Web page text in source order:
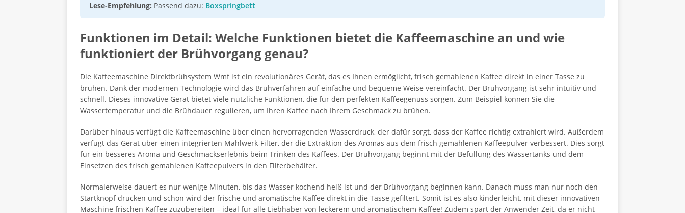
Lese-Empfehlung: Passend dazu: Boxspringbett
Funktionen im Detail: Welche Funktionen bietet die Kaffeemaschine an und wie
funktioniert der Brühvorgang genau?
Die Kaffeemaschine Direktbrühsystem Wmf ist ein revolutionäres Gerät, das es Ihnen ermöglicht, frisch gemahlenen Kaffee direkt in einer Tasse zu
brühen. Dank der modernen Technologie wird das Brühverfahren auf einfache und bequeme Weise vereinfacht. Der Brühvorgang ist sehr intuitiv und
schnell. Dieses innovative Gerät bietet viele nützliche Funktionen, die für den perfekten Kaffeegenuss sorgen. Zum Beispiel können Sie die
Wassertemperatur und die Brühdauer regulieren, um Ihren Kaffee nach Ihrem Geschmack zu brühen.
Darüber hinaus verfügt die Kaffeemaschine über einen hervorragenden Wasserdruck, der dafür sorgt, dass der Kaffee richtig extrahiert wird. Außerdem
verfügt das Gerät über einen integrierten Mahlwerk-Filter, der die Extraktion des Aromas aus dem frisch gemahlenen Kaffeepulver verbessert. Dies sorgt
für ein besseres Aroma und Geschmackserlebnis beim Trinken des Kaffees. Der Brühvorgang beginnt mit der Befüllung des Wassertanks und dem
Einsetzen des frisch gemahlenen Kaffeepulvers in den Filterbehälter.
Normalerweise dauert es nur wenige Minuten, bis das Wasser kochend heiß ist und der Brühvorgang beginnen kann. Danach muss man nur noch den
Startknopf drücken und schon wird der frische und aromatische Kaffee direkt in die Tasse gefiltert. Somit ist es also kinderleicht, mit dieser innovativen
Maschine frischen Kaffee zuzubereiten – ideal für alle Liebhaber von leckerem und aromatischem Kaffee! Zudem spart der Anwender Zeit, da er nicht